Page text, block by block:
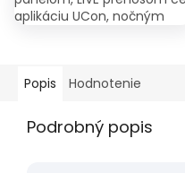
aplikáciu UCon, nočným
Vhodná na chatu,...
Popis Hodnotenie
Podrobný popis